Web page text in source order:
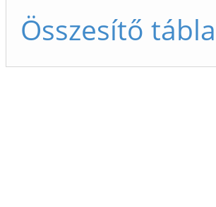
Összesítő tábla